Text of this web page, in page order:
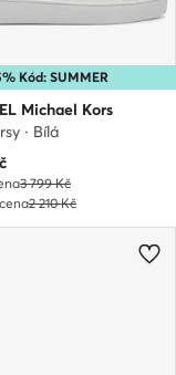
Kód: SUMMER
Michael Kors
· Bílá
cena
3 799 Kč
2 210 Kč